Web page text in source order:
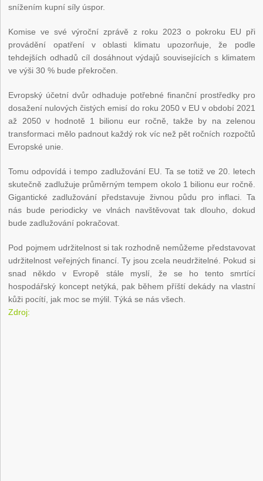
snížením kupní síly úspor.
Komise ve své výroční zprávě z roku 2023 o pokroku EU při
provádění opatření v oblasti klimatu upozorňuje, že podle
tehdejších odhadů cíl dosáhnout výdajů souvisejících s klimatem
ve výši 30 % bude překročen.
Evropský účetní dvůr odhaduje potřebné finanční prostředky pro
dosažení nulových čistých emisí do roku 2050 v EU v období 2021
až 2050 v hodnotě 1 bilionu eur ročně, takže by na zelenou
transformaci mělo padnout každý rok víc než pět ročních rozpočtů
Evropské unie.
Tomu odpovídá i tempo zadlužování EU. Ta se totiž ve 20. letech
skutečně zadlužuje průměrným tempem okolo 1 bilionu eur ročně.
Gigantické zadlužování představuje živnou půdu pro inflaci. Ta
nás bude periodicky ve vlnách navštěvovat tak dlouho, dokud
bude zadlužování pokračovat.
Pod pojmem udržitelnost si tak rozhodně nemůžeme představovat
udržitelnost veřejných financí. Ty jsou zcela neudržitelné. Pokud si
snad někdo v Evropě stále myslí, že se ho tento smrtící
hospodářský koncept netýká, pak během příští dekády na vlastní
kůži pocítí, jak moc se mýlil. Týká se nás všech.
Zdroj: